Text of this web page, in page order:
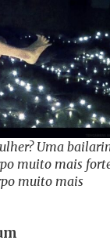
Uma
muito mais
muito mais